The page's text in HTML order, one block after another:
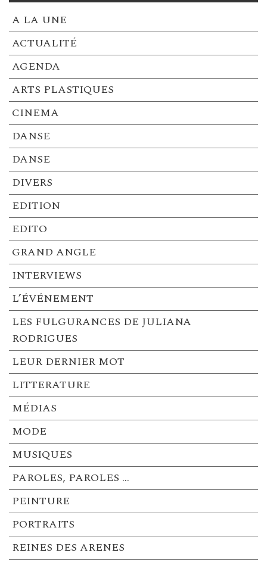
A LA UNE
ACTUALITÉ
AGENDA
ARTS PLASTIQUES
CINEMA
DANSE
DANSE
DIVERS
EDITION
EDITO
GRAND ANGLE
INTERVIEWS
L’ÉVÉNEMENT
LES FULGURANCES DE JULIANA
RODRIGUES
LEUR DERNIER MOT
LITTERATURE
MÉDIAS
MODE
MUSIQUES
PAROLES, PAROLES …
PEINTURE
PORTRAITS
REINES DES ARENES